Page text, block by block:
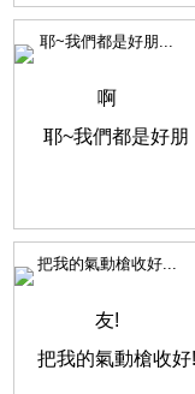
耶~我們都是好朋...
把我的氣動槍收好...